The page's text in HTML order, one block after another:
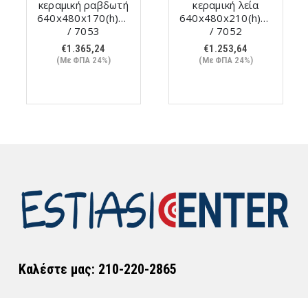
κεραμική ραβδωτή
640x480x170(h)mm
/ 7053
€1.365,24
(Με ΦΠΑ 24%)
κεραμική λεία
640x480x210(h)mm
/ 7052
€1.253,64
(Με ΦΠΑ 24%)
Καλέστε μας: 210-220-2865